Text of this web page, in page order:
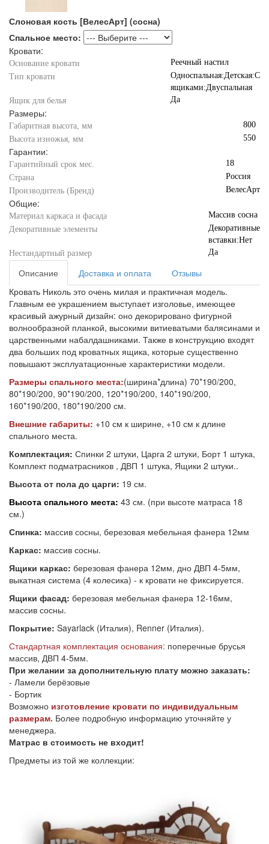
Слоновая кость [ВелесАрт] (сосна)
Спальное место:
Кровати:
Основание кровати
Реечный настил
Тип кровати
Односпальная:Детская:С
ящиками:Двуспальная
Ящик для белья
Да
Размеры:
Габаритная высота, мм
800
Высота изножья, мм
550
Гарантии:
Гарантийный срок мес.
18
Страна
Россия
Производитель (Бренд)
ВелесАрт
Общие:
Материал каркаса и фасада
Массив сосна
Декоративные элементы
Декоративные
вставки:Нет
Нестандартный размер
Да
Описание Доставка и оплата
Отзывы
Кровать Николь это очень милая и практичная модель.
Главным ее украшением выступает изголовье, имеющее
красивый ажурный дизайн: оно декорировано фигурной
волнообразной планкой, высокими витиеватыми балясинами и
царственными набалдашниками. Также в конструкцию входят
два больших под кроватных ящика, которые существенно
повышают эксплуатационные характеристики модели.
Размеры спального места:(ширина*длина) 70*190/200,
80*190/200, 90*190/200, 120*190/200, 140*190/200,
160*190/200, 180*190/200 см.
Внешние габариты: +10 см к ширине, +10 см к длине
спального места.
Комплектация: Спинки 2 штуки, Царга 2 штуки, Борт 1 штука,
Комплект подматрасников , ДВП 1 штука, Ящики 2 штуки..
Высота от пола до царги: 19 см.
Высота спального места: 43 см. (при высоте матраса 18
см.)
Спинка: массив сосны, березовая мебельная фанера 12мм
Каркас: массив сосны.
Ящики каркас: березовая фанера 12мм, дно ДВП 4-5мм,
выкатная система (4 колесика) - к кровати не фиксируется.
Ящики фасад: березовая мебельная фанера 12-16мм,
массив сосны.
Покрытие: Sayarlack (Италия), Renner (Италия).
Стандартная комплектация основания: поперечные брусья
массив, ДВП 4-5мм.
При желании за дополнительную плату можно заказать:
- Ламели берёзовые
- Бортик
Возможно изготовление кровати по индивидуальным
размерам. Более подробную информацию уточняйте у
менеджера.
Матрас в стоимость не входит!
Предметы из той же коллекции: